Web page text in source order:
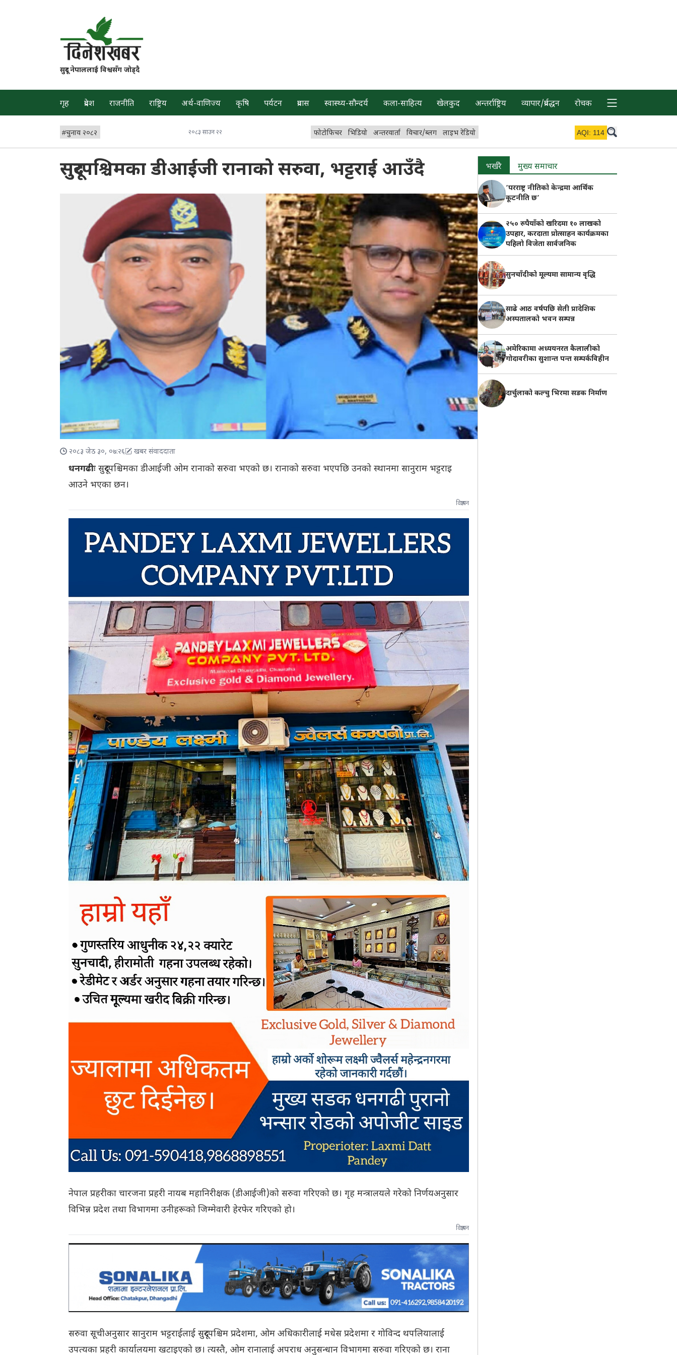
सुदूर नेपाललाई विश्वसँग जोड्दै
गृह प्रदेश राजनीति राष्ट्रिय अर्थ-वाणिज्य कृषि पर्यटन प्रवास स्वास्थ्य-सौन्दर्य कला-साहित्य खेलकुद अन्तर्राष्ट्रिय व्यापार/प्रर्वद्धन रोचक
#चुनाव २०८२ २०८३ साउन २२ फोटोफिचर भिडियो अन्तरवार्ता विचार/ब्लग लाइभ रेडियो AQI: 114
सुदूरपश्चिमका डीआईजी रानाको सरुवा, भट्टराई आउँदै
२०८३ जेठ ३०, ०७:२६ खबर संवाददाता
धनगढीः सुदूरपश्चिमका डीआईजी ओम रानाको सरुवा भएको छ। रानाको सरुवा भएपछि उनको स्थानमा सानुराम भट्टराइ
आउने भएका छन।
विज्ञापन
नेपाल प्रहरीका चारजना प्रहरी नायब महानिरीक्षक (डीआईजी)को सरुवा गरिएको छ। गृह मन्त्रालयले गरेको निर्णयअनुसार
विभिन्न प्रदेश तथा विभागमा उनीहरूको जिम्मेवारी हेरफेर गरिएको हो।
विज्ञापन
सरुवा सूचीअनुसार सानुराम भट्टराईलाई सुदूरपश्चिम प्रदेशमा, ओम अधिकारीलाई मधेस प्रदेशमा र गोविन्द थपलियालाई
उपत्यका प्रहरी कार्यालयमा खटाइएको छ। त्यस्तै, ओम रानालाई अपराध अनुसन्धान विभागमा सरुवा गरिएको छ। राना
भर्खरै मुख्य समाचार
‘परराष्ट्र नीतिको केन्द्रमा आर्थिक
कूटनीति छ’
२५० रुपैयाँको खरिदमा १० लाखको
उपहार, करदाता प्रोत्साहन कार्यक्रमका
पहिलो विजेता सार्वजनिक
सुनचाँदीको मूल्यमा सामान्य वृद्धि
साढे आठ वर्षपछि सेती प्रादेशिक
अस्पतालको भवन सम्पन्न
अमेरिकामा अध्ययनरत कैलालीको
गोदावरीका सुशान्त पन्त सम्पर्कविहीन
दार्चुलाको कल्चु भिरमा सडक निर्माण